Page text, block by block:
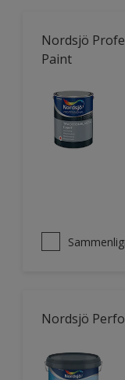
Nordsjö
Paint
Nordsjö